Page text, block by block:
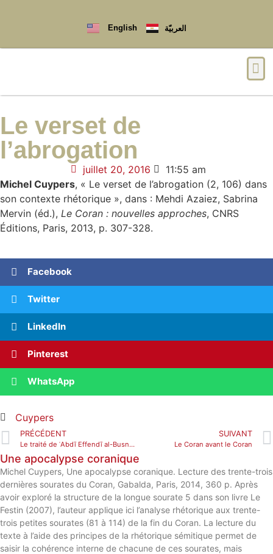
English العربيّة
Le verset de
l’abrogation
juillet 20, 2016
11:55 am
Michel Cuypers, « Le verset de l’abrogation (2, 106) dans
son contexte rhétorique », dans : Mehdi Azaiez, Sabrina
Mervin (éd.), Le Coran : nouvelles approches, CNRS
Éditions, Paris, 2013, p. 307-328.
Facebook
Twitter
LinkedIn
Pinterest
WhatsApp
Cuypers
PRÉCÉDENT
Le traité de ʿAbdī Effendī al-Busnawī
SUIVANT
Le Coran avant le Coran
Une apocalypse coranique
Michel Cuypers, Une apocalypse coranique. Lecture des trente-trois
dernières sourates du Coran, Gabalda, Paris, 2014, 360 p. Après
avoir exploré la structure de la longue sourate 5 dans son livre Le
Festin (2007), l’auteur applique ici l’analyse rhétorique aux trente-
trois petites sourates (81 à 114) de la fin du Coran. La lecture du
texte à l’aide des principes de la rhétorique sémitique permet de
saisir la cohérence interne de chacune de ces sourates, mais